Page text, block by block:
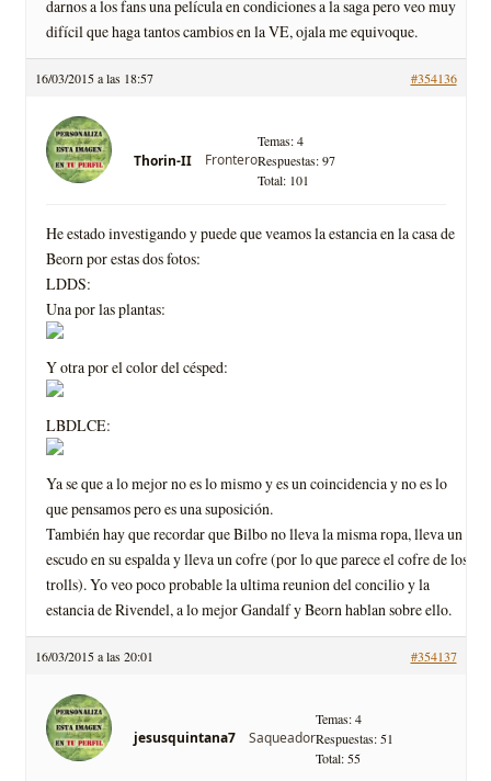
darnos a los fans una película en condiciones a la saga pero veo muy
difícil que haga tantos cambios en la VE, ojala me equivoque.
16/03/2015 a las 18:57 #354136
Thorin-II Frontero
Temas: 4
Respuestas: 97
Total: 101
He estado investigando y puede que veamos la estancia en la casa de
Beorn por estas dos fotos:
LDDS:
Una por las plantas:
Y otra por el color del césped:
LBDLCE:
Ya se que a lo mejor no es lo mismo y es un coincidencia y no es lo
que pensamos pero es una suposición.
También hay que recordar que Bilbo no lleva la misma ropa, lleva un
escudo en su espalda y lleva un cofre (por lo que parece el cofre de los
trolls). Yo veo poco probable la ultima reunion del concilio y la
estancia de Rivendel, a lo mejor Gandalf y Beorn hablan sobre ello.
16/03/2015 a las 20:01 #354137
jesusquintana7 Saqueador
Temas: 4
Respuestas: 51
Total: 55